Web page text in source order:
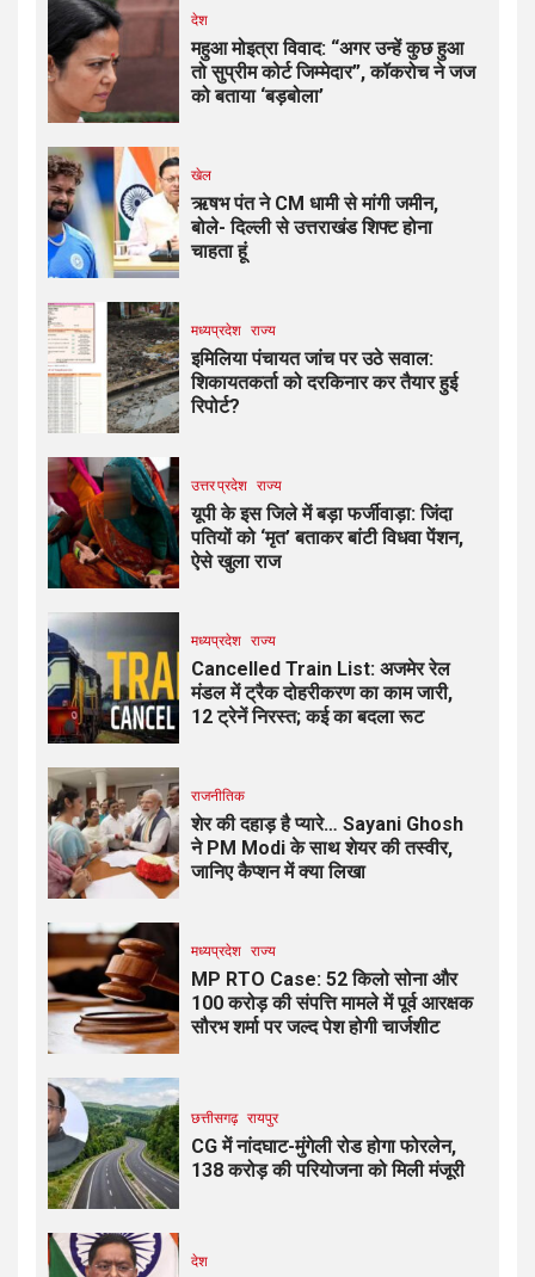
देश
महुआ मोइत्रा विवाद: “अगर उन्हें कुछ हुआ
तो सुप्रीम कोर्ट जिम्मेदार”, कॉकरोच ने जज
को बताया ‘बड़बोला’
खेल
ऋषभ पंत ने CM धामी से मांगी जमीन,
बोले- दिल्ली से उत्तराखंड शिफ्ट होना
चाहता हूं
मध्यप्रदेश राज्य
इमिलिया पंचायत जांच पर उठे सवाल:
शिकायतकर्ता को दरकिनार कर तैयार हुई
रिपोर्ट?
उत्तर प्रदेश राज्य
यूपी के इस जिले में बड़ा फर्जीवाड़ा: जिंदा
पतियों को ‘मृत’ बताकर बांटी विधवा पेंशन,
ऐसे खुला राज
मध्यप्रदेश राज्य
Cancelled Train List: अजमेर रेल
मंडल में ट्रैक दोहरीकरण का काम जारी,
12 ट्रेनें निरस्त; कई का बदला रूट
राजनीतिक
शेर की दहाड़ है प्यारे… Sayani Ghosh
ने PM Modi के साथ शेयर की तस्वीर,
जानिए कैप्शन में क्या लिखा
मध्यप्रदेश राज्य
MP RTO Case: 52 किलो सोना और
100 करोड़ की संपत्ति मामले में पूर्व आरक्षक
सौरभ शर्मा पर जल्द पेश होगी चार्जशीट
छत्तीसगढ़ रायपुर
CG में नांदघाट-मुंगेली रोड होगा फोरलेन,
138 करोड़ की परियोजना को मिली मंजूरी
देश